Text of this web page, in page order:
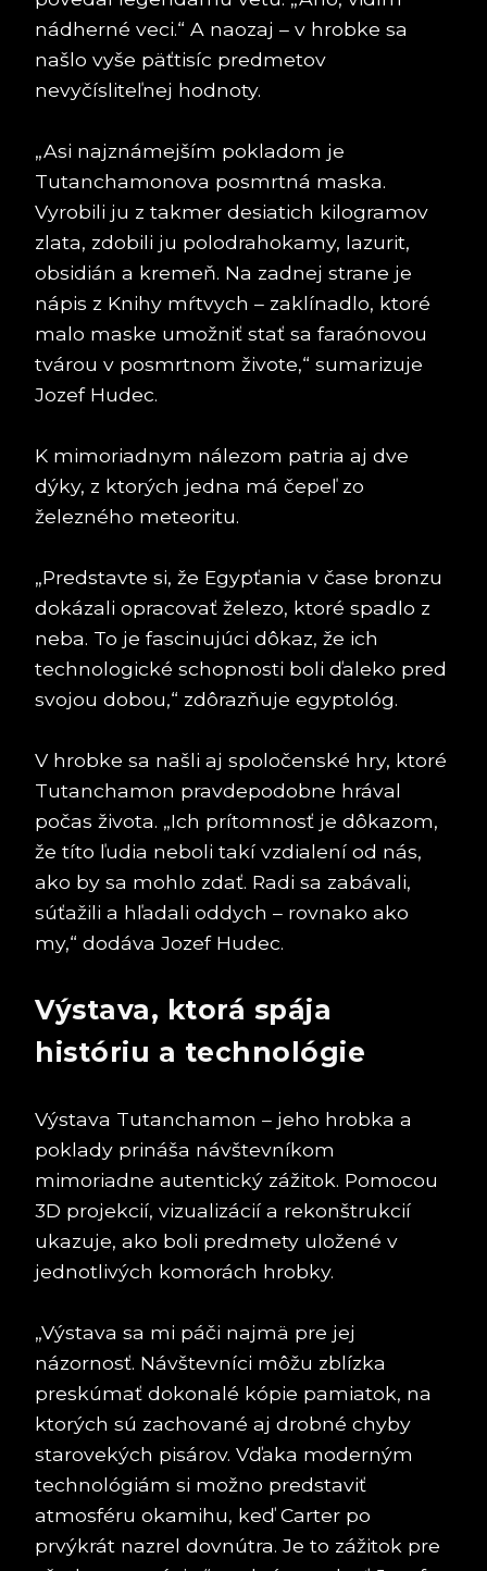
nádherné veci.“ A naozaj – v hrobke sa
našlo vyše päťtisíc predmetov
nevyčísliteľnej hodnoty.
„Asi najznámejším pokladom je
Tutanchamonova posmrtná maska.
Vyrobili ju z takmer desiatich kilogramov
zlata, zdobili ju polodrahokamy, lazurit,
obsidián a kremeň. Na zadnej strane je
nápis z Knihy mŕtvych – zaklínadlo, ktoré
malo maske umožniť stať sa faraónovou
tvárou v posmrtnom živote,“ sumarizuje
Jozef Hudec.
K mimoriadnym nálezom patria aj dve
dýky, z ktorých jedna má čepeľ zo
železného meteoritu.
„Predstavte si, že Egypťania v čase bronzu
dokázali opracovať železo, ktoré spadlo z
neba. To je fascinujúci dôkaz, že ich
technologické schopnosti boli ďaleko pred
svojou dobou,“ zdôrazňuje egyptológ.
V hrobke sa našli aj spoločenské hry, ktoré
Tutanchamon pravdepodobne hrával
počas života. „Ich prítomnosť je dôkazom,
že títo ľudia neboli takí vzdialení od nás,
ako by sa mohlo zdať. Radi sa zabávali,
súťažili a hľadali oddych – rovnako ako
my,“ dodáva Jozef Hudec.
Výstava, ktorá spája
históriu a technológie
Výstava Tutanchamon – jeho hrobka a
poklady prináša návštevníkom
mimoriadne autentický zážitok. Pomocou
3D projekcií, vizualizácií a rekonštrukcií
ukazuje, ako boli predmety uložené v
jednotlivých komorách hrobky.
„Výstava sa mi páči najmä pre jej
názornosť. Návštevníci môžu zblízka
preskúmať dokonalé kópie pamiatok, na
ktorých sú zachované aj drobné chyby
starovekých pisárov. Vďaka moderným
technológiám si možno predstaviť
atmosféru okamihu, keď Carter po
prvýkrát nazrel dovnútra. Je to zážitok pre